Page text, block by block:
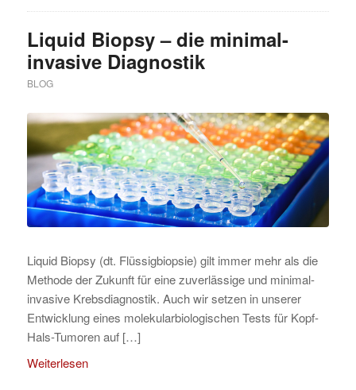
Liquid Biopsy – die minimal-
invasive Diagnostik
BLOG
Liquid Biopsy (dt. Flüssigbiopsie) gilt immer mehr als die
Methode der Zukunft für eine zuverlässige und minimal-
invasive Krebsdiagnostik. Auch wir setzen in unserer
Entwicklung eines molekularbiologischen Tests für Kopf-
Hals-Tumoren auf […]
Weiterlesen